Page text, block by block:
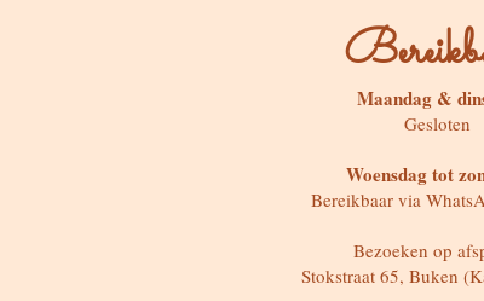
Maandag &
Gesloten
Woensdag tot
Bereikbaar via
Bezoeken op
Stokstraat 65, Buken